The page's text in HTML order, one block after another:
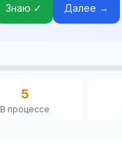
Знаю ✓ Далее →
5
В процессе